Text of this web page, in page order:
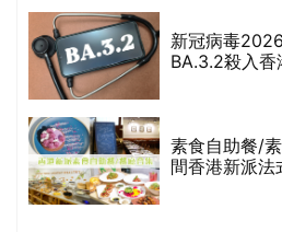
新冠病毒
BA.3.2殺入香
素食自助餐/
間香港新派